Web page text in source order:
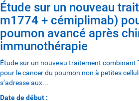
Étude sur un nouveau
m1774 + cémiplimab)
poumon avancé après
immunothérapie
Étude sur un nouveau traitement combinant
pour le cancer du poumon non à petites
s’adresse aux...
Date de début :